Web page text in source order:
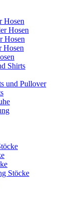
Hosen
Hosen
Hosen
Hosen
Shirts
und Pullover
Stöcke